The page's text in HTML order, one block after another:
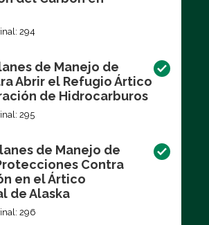
294
de Manejo de
Abrir el Refugio Ártico
de Hidrocarburos
295
de Manejo de
Contra
en el Ártico
de Alaska
296